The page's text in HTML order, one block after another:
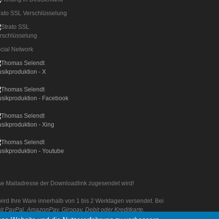
SSL Verschlüsselung
Network
Mailadresse der Downloadlink zugesendet wird!
Ihre Ware innerhalb von 1 bis 2 Werktagen versendet. Bei
AmazonPay, Giropay, Debit oder Kreditkarte.